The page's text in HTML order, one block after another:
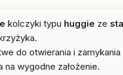
kolczyki typu huggie ze
do otwierania i
na wygodne założenie.